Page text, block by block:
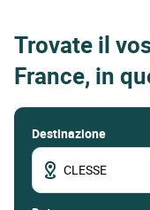
Trovate il
France, in
Destinazione